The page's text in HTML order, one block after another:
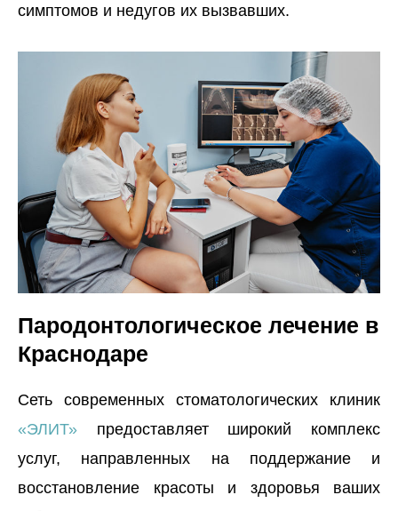
симптомов и недугов их вызвавших.
Пародонтологическое лечение в
Краснодаре
Сеть современных стоматологических клиник
«ЭЛИТ» предоставляет широкий комплекс
услуг, направленных на поддержание и
восстановление красоты и здоровья ваших